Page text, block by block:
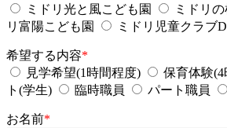
ミドリ光と風こども園
ミドリ
リ富陽こども園
ミドリ児童クラブ
希望する内容*
見学希望(1時間程度)
保育体験
ト(学生)
臨時職員 パート職員
お名前*